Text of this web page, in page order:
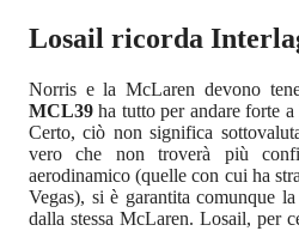
Losail ricorda
Norris e la McLaren devono
MCL39ha tutto per andare forte
Certo, ciò non significa
vero che non troverà più
aerodinamico (quelle con cui ha
Vegas), si è garantita comunque
dalla stessa McLaren. Losail, per